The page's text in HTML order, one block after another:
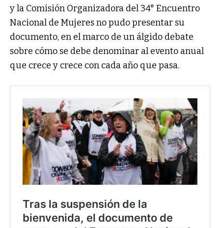
y la Comisión Organizadora del 34° Encuentro
Nacional de Mujeres no pudo presentar su
documento, en el marco de un álgido debate
sobre cómo se debe denominar al evento anual
que crece y crece con cada año que pasa.